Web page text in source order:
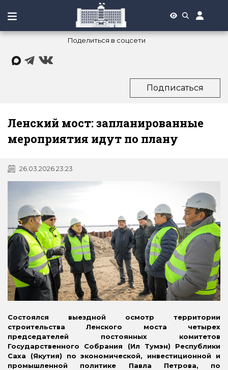
Поделиться в соцсети
Подписаться
Ленский мост: запланированные
мероприятия идут по плану
26.03.2026 23:23
Состоялся выездной осмотр территории
строительства Ленского моста четырех
председателей постоянных комитетов
Государственного Собрания (Ил Тумэн) Республики
Саха (Якутия) по экономической, инвестиционной и
промышленной политике Павла Петрова, по